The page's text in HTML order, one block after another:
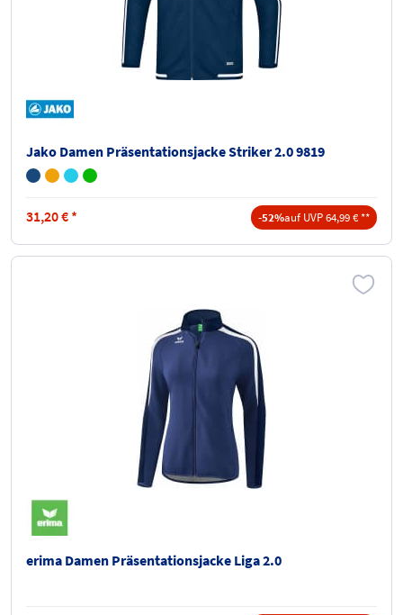
Jako Damen Präsentationsjacke Striker 2.0 9819
31,20€ * -52%auf UVP 64,99 € **
erima Damen Präsentationsjacke Liga 2.0